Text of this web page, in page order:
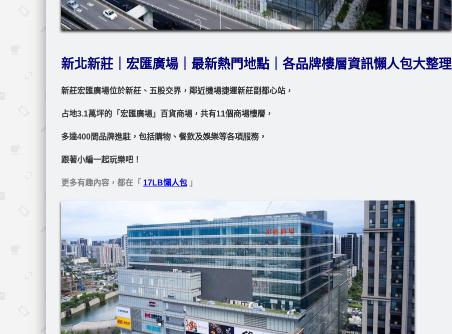
新北新莊｜宏匯廣場｜最新熱門地點｜各品牌樓層資訊懶人包大整理
新莊宏匯廣場位於新莊、五股交界，鄰近機場捷運新莊副都心站，
占地3.1萬坪的「宏匯廣場」百貨商場，共有11個商場樓層，
多達400間品牌進駐，包括購物、餐飲及娛樂等各項服務，
跟著小編一起玩樂吧！
更多有趣內容，都在「 17LB懶人包 」